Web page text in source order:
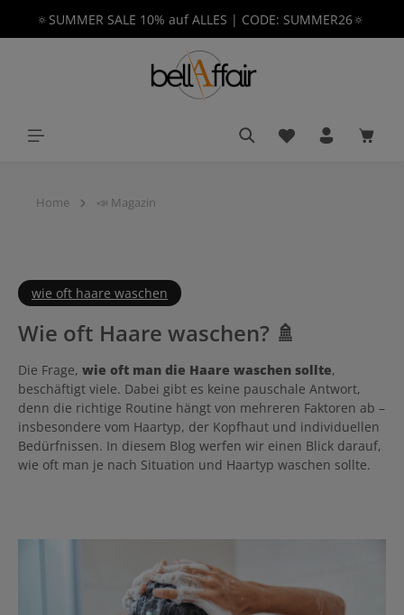
springen
🔅SUMMER SALE 10% auf ALLES | CODE: SUMMER26🔅
Du hast 0
Home 📣 Magazin
wie oft haare waschen
Wie oft Haare waschen? 🚿
Die Frage, wie oft man die Haare waschen sollte,
beschäftigt viele. Dabei gibt es keine pauschale Antwort,
denn die richtige Routine hängt von mehreren Faktoren ab –
insbesondere vom Haartyp, der Kopfhaut und individuellen
Bedürfnissen. In diesem Blog werfen wir einen Blick darauf,
wie oft man je nach Situation und Haartyp waschen sollte.